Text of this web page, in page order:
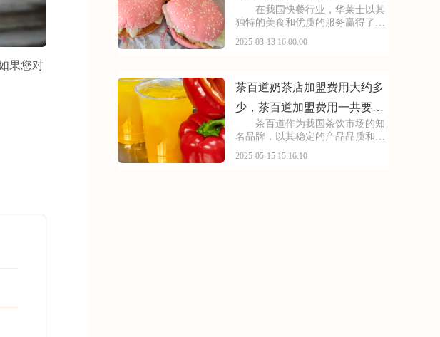
果您对
在我国快餐行业，华莱士以其
独特的美食和优质的服务赢得了消
莱士的发展前景，纷纷咨询加盟事
件呢？接下来，让我们
2025-03-13 16:00:00
茶百道奶茶店加盟费用大约多
少，茶百道加盟费用一共要多
少钱
茶百道作为我国茶饮市场的知
名品牌，以其稳定的产品品质和广
者。加盟茶百道，首先需要了解其
2025-05-15 15:16:10